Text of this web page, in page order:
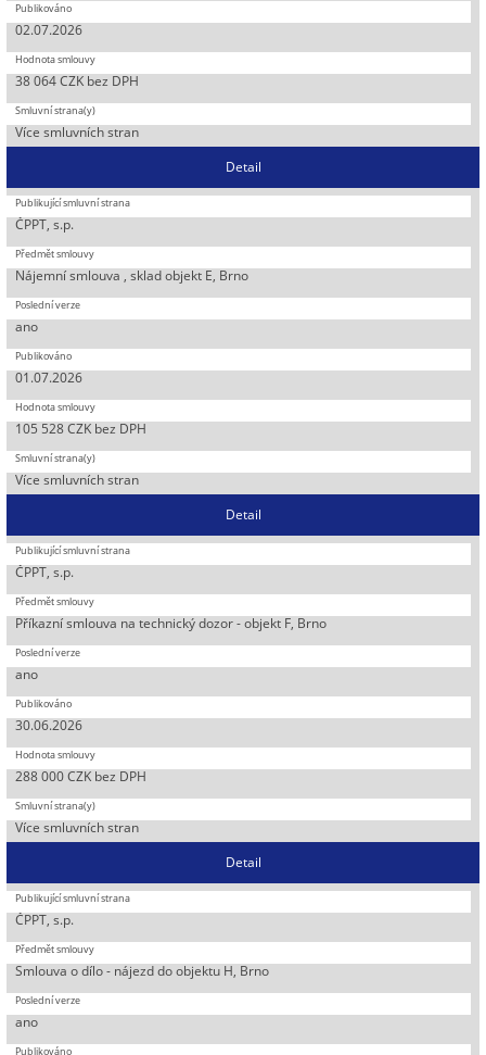
02.07.2026
38 064 CZK bez DPH
Více smluvních stran
Detail
ČPPT, s.p.
Nájemní smlouva , sklad objekt E, Brno
ano
01.07.2026
105 528 CZK bez DPH
Více smluvních stran
Detail
ČPPT, s.p.
Příkazní smlouva na technický dozor - objekt F, Brno
ano
30.06.2026
288 000 CZK bez DPH
Více smluvních stran
Detail
ČPPT, s.p.
Smlouva o dílo - nájezd do objektu H, Brno
ano